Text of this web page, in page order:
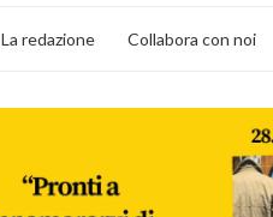
La redazione Collabora con noi